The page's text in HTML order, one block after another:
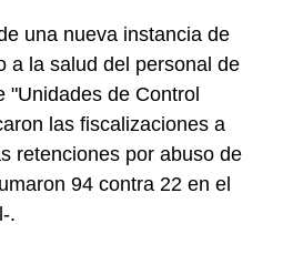
una nueva instancia de
a la salud del personal de
"Unidades de Control
las fiscalizaciones a
retenciones por abuso de
94 contra 22 en el
.